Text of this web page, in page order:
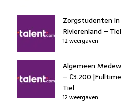
Zorgstudenten in
Rivierenland – Tiel
12 weergaven
Algemeen
– €3.200
Tiel
12 weergaven